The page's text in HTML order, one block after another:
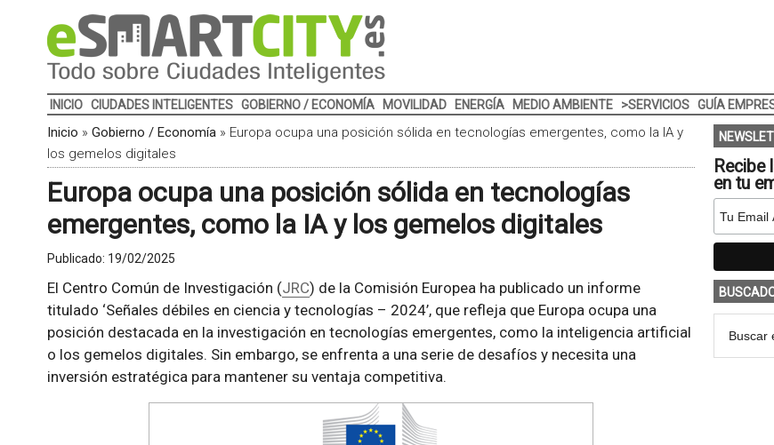
INICIO CIUDADES INTELIGENTES GOBIERNO / ECONOMÍA MOVILIDAD ENERGÍA MEDIO AMBIENTE >SERVICIOS GUÍA
Inicio » Gobierno / Economía» Europa ocupa una posición sólida en tecnologías emergentes, como la IA y
los gemelos digitales
Europa ocupa una posición sólida en tecnologías
emergentes, como la IA y los gemelos digitales
Publicado: 19/02/2025
El Centro Común de Investigación (JRC) de la Comisión Europea ha publicado un informe
titulado ‘Señales débiles en ciencia y tecnologías – 2024’, que refleja que Europa ocupa una
posición destacada en la investigación en tecnologías emergentes, como la inteligencia artificial
o los gemelos digitales. Sin embargo, se enfrenta a una serie de desafíos y necesita una
inversión estratégica para mantener su ventaja competitiva.
Recibe
en tu